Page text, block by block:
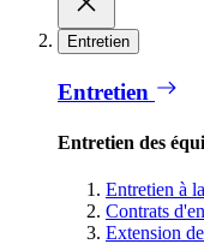
Entretien
Entretien
Entretien des
Entretien à
Contrats
Extension